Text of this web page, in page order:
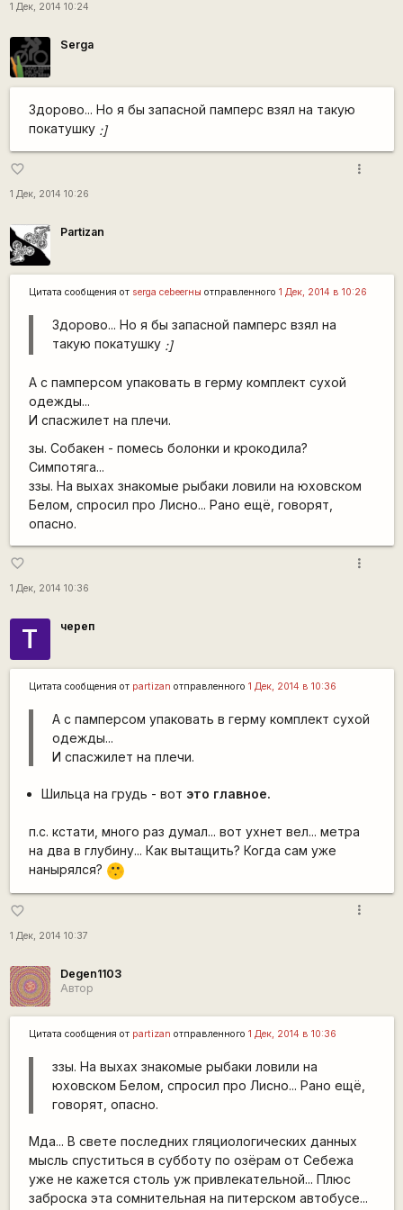
1 Дек, 2014 10:24
Serga
Здорово... Но я бы запасной памперс взял на такую
покатушку :]
favorite_border
1 Дек, 2014 10:26
more_vert
Partizan
Цитата сообщения от serga сеbeerны отправленного 1 Дек, 2014 в 10:26
Здорово... Но я бы запасной памперс взял на
такую покатушку :]
А с памперсом упаковать в герму комплект сухой
одежды...
И спасжилет на плечи.
зы. Собакен - помесь болонки и крокодила?
Симпотяга...
ззы. На выхах знакомые рыбаки ловили на юховском
Белом, спросил про Лисно... Рано ещё, говорят,
опасно.
favorite_border
1 Дек, 2014 10:36
more_vert
Т череп
Цитата сообщения от partizan отправленного 1 Дек, 2014 в 10:36
А с памперсом упаковать в герму комплект сухой
одежды...
И спасжилет на плечи.
Шильца на грудь - вот это главное.
п.с. кстати, много раз думал... вот ухнет вел... метра
на два в глубину... Как вытащить? Когда сам уже
нанырялся? :-[
favorite_border
1 Дек, 2014 10:37
more_vert
Degen1103
Автор
Цитата сообщения от partizan отправленного 1 Дек, 2014 в 10:36
ззы. На выхах знакомые рыбаки ловили на
юховском Белом, спросил про Лисно... Рано ещё,
говорят, опасно.
Мда... В свете последних гляциологических данных
мысль спуститься в субботу по озёрам от Себежа
уже не кажется столь уж привлекательной... Плюс
заброска эта сомнительная на питерском автобусе...